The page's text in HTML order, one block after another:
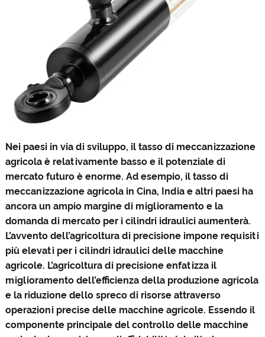
Nei paesi in via di sviluppo, il tasso di meccanizzazione
agricola è relativamente basso e il potenziale di
mercato futuro è enorme. Ad esempio, il tasso di
meccanizzazione agricola in Cina, India e altri paesi ha
ancora un ampio margine di miglioramento e la
domanda di mercato per i cilindri idraulici aumenterà.
L’avvento dell’agricoltura di precisione impone requisiti
più elevati per i cilindri idraulici delle macchine
agricole. L’agricoltura di precisione enfatizza il
miglioramento dell’efficienza della produzione agricola
e la riduzione dello spreco di risorse attraverso
operazioni precise delle macchine agricole. Essendo il
componente principale del controllo delle macchine